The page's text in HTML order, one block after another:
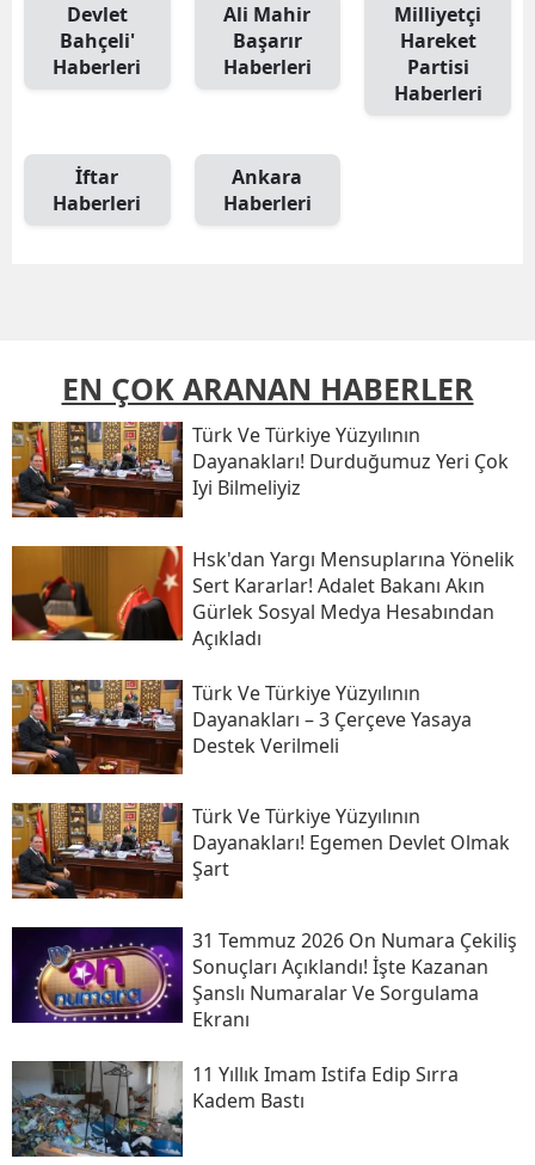
Devlet
Bahçeli'
Haberleri
Ali Mahir
Başarır
Haberleri
Milliyetçi
Hareket
Partisi
Haberleri
İftar
Haberleri
Ankara
Haberleri
EN ÇOK ARANAN HABERLER
Türk Ve Türkiye Yüzyılının
Dayanakları! Durduğumuz Yeri Çok
Iyi Bilmeliyiz
Hsk'dan Yargı Mensuplarına Yönelik
Sert Kararlar! Adalet Bakanı Akın
Gürlek Sosyal Medya Hesabından
Açıkladı
Türk Ve Türkiye Yüzyılının
Dayanakları – 3 Çerçeve Yasaya
Destek Verilmeli
Türk Ve Türkiye Yüzyılının
Dayanakları! Egemen Devlet Olmak
Şart
31 Temmuz 2026 On Numara Çekiliş
Sonuçları Açıklandı! İşte Kazanan
Şanslı Numaralar Ve Sorgulama
Ekranı
11 Yıllık Imam Istifa Edip Sırra
Kadem Bastı